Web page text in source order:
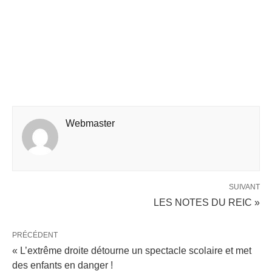
Webmaster
SUIVANT
LES NOTES DU REIC »
PRÉCÉDENT
« L’extrême droite détourne un spectacle scolaire et met
des enfants en danger !